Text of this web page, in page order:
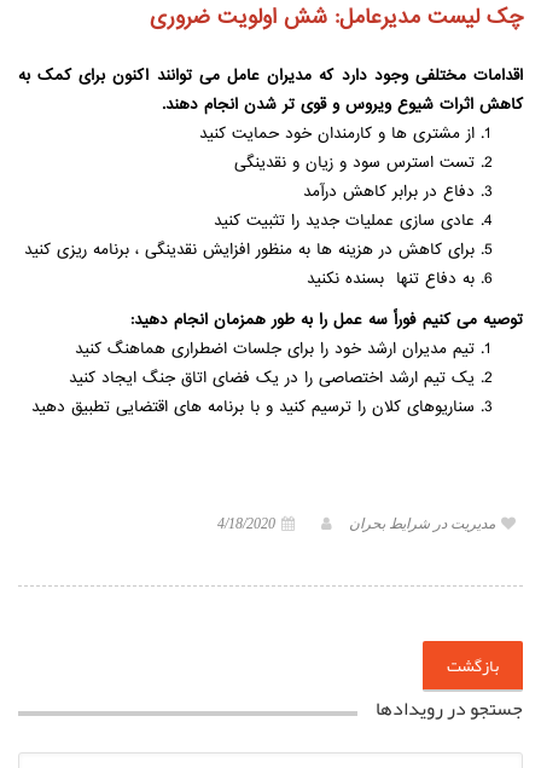
چک لیست مدیرعامل: شش اولویت ضروری
اقدامات مختلفی وجود دارد که مدیران عامل می توانند اکنون برای کمک به
کاهش اثرات شیوع ویروس و قوی تر شدن انجام دهند.
از مشتری ها و کارمندان خود حمایت کنید
تست استرس سود و زیان و نقدینگی
دفاع در برابر کاهش درآمد
عادی سازی عملیات جدید را تثبیت کنید
برای کاهش در هزینه ها به منظور افزایش نقدینگی ، برنامه ریزی کنید
به دفاع تنها بسنده نکنید
توصیه می کنیم فوراً سه عمل را به طور همزمان انجام دهید:
تیم مدیران ارشد خود را برای جلسات اضطراری هماهنگ کنید
یک تیم ارشد اختصاصی را در یک فضای اتاق جنگ ایجاد کنید
سناریوهای کلان را ترسیم کنید و با برنامه های اقتضایی تطبیق دهید
4/18/2020 مدیریت در شرایط بحران
بازگشت
جستجو در رویدادها